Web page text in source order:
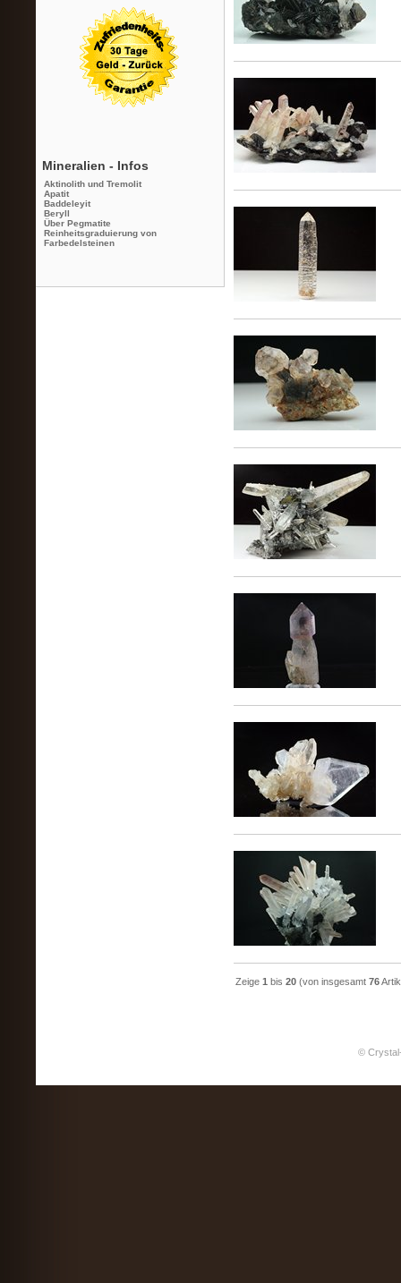
Mineralien - Infos
Aktinolith und Tremolit
Apatit
Baddeleyit
Beryll
Über Pegmatite
Reinheitsgraduierung von
Farbedelsteinen
Zeige 1 bis 20 (von insgesamt 76
©